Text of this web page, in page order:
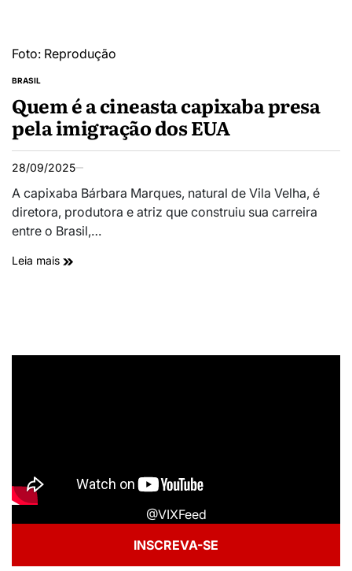
Foto: Reprodução
BRASIL
Quem é a cineasta capixaba presa
pela imigração dos EUA
28/09/2025
A capixaba Bárbara Marques, natural de Vila Velha, é
diretora, produtora e atriz que construiu sua carreira
entre o Brasil,…
Leia mais
@VIXFeed
INSCREVA-SE